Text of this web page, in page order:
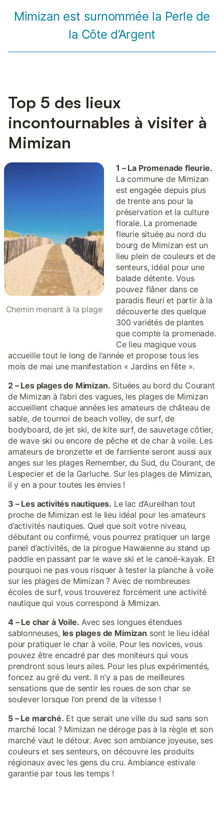
Mimizan est surnommée la Perle de
la Côte d’Argent
Top 5 des lieux
incontournables à visiter à
Mimizan
Chemin menant à la plage
1 – La Promenade fleurie.
La commune de Mimizan
est engagée depuis plus
de trente ans pour la
préservation et la culture
florale. La promenade
fleurie située au nord du
bourg de Mimizan est un
lieu plein de couleurs et de
senteurs, idéal pour une
balade détente. Vous
pouvez flâner dans ce
paradis fleuri et partir à la
découverte des quelque
300 variétés de plantes
que compte la promenade.
Ce lieu magique vous
accueille tout le long de l’année et propose tous les
mois de mai une manifestation « Jardins en fête ».
2 – Les plages de Mimizan. Situées au bord du Courant
de Mimizan à l’abri des vagues, les plages de Mimizan
accueillent chaque années les amateurs de château de
sable, de tournoi de beach volley, de surf, de
bodyboard, de jet ski, de kite surf, de sauvetage côtier,
de wave ski ou encore de pêche et de char à voile. Les
amateurs de bronzette et de farniente seront aussi aux
anges sur les plages Remember, du Sud, du Courant, de
Lespecier et de la Garluche. Sur les plages de Mimizan,
il y en a pour toutes les envies !
3 – Les activités nautiques. Le lac d’Aureilhan tout
proche de Mimizan est le lieu idéal pour les amateurs
d’activités nautiques. Quel que soit votre niveau,
débutant ou confirmé, vous pourrez pratiquer un large
panel d’activités, de la pirogue Hawaienne au stand up
paddle en passant par le wave ski et le canoë-kayak. Et
pourquoi ne pas vous risquer à tester la planche à voile
sur les plages de Mimizan ? Avec de nombreuses
écoles de surf, vous trouverez forcément une activité
nautique qui vous correspond à Mimizan.
4 – Le char à Voile. Avec ses longues étendues
sablonneuses, les plages de Mimizan sont le lieu idéal
pour pratiquer le char à voile. Pour les novices, vous
pouvez être encadré par des moniteurs qui vous
prendront sous leurs ailes. Pour les plus expérimentés,
foncez au gré du vent. Il n’y a pas de meilleures
sensations que de sentir les roues de son char se
soulever lorsque l’on prend de la vitesse !
5 – Le marché. Et que serait une ville du sud sans son
marché local ? Mimizan ne déroge pas à la règle et son
marché vaut le détour. Avec son ambiance joyeuse, ses
couleurs et ses senteurs, on découvre les produits
régionaux avec les gens du cru. Ambiance estivale
garantie par tous les temps !